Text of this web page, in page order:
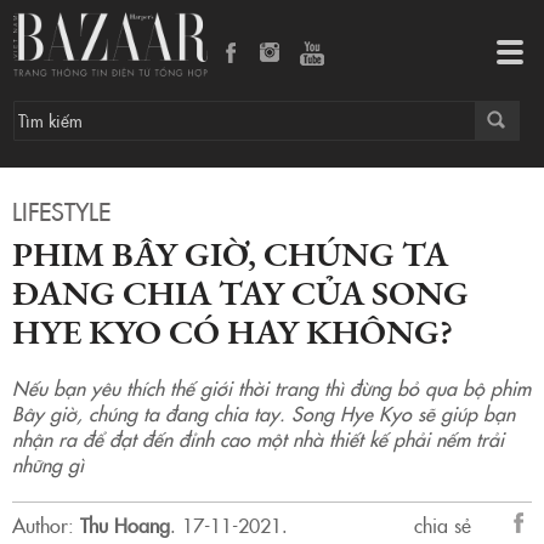
LIFESTYLE
PHIM BÂY GIỜ, CHÚNG TA
ĐANG CHIA TAY CỦA SONG
HYE KYO CÓ HAY KHÔNG?
Nếu bạn yêu thích thế giới thời trang thì đừng bỏ qua bộ phim
Bây giờ, chúng ta đang chia tay. Song Hye Kyo sẽ giúp bạn
nhận ra để đạt đến đỉnh cao một nhà thiết kế phải nếm trải
những gì
Author: Thu Hoang. 17-11-2021.
chia sẻ